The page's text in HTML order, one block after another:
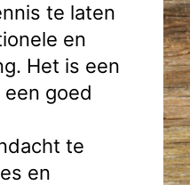
te laten
en
Het is een
goed
te
en